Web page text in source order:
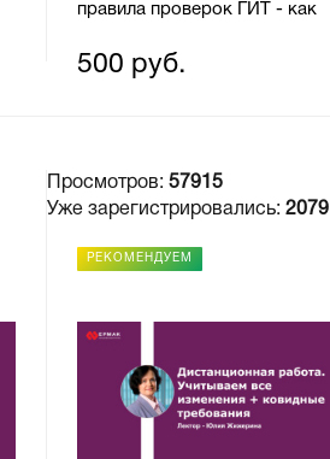
правила проверок ГИТ - как
минимальным риском»
500 руб.
Просмотров:57915
Уже зарегистрировались:2079
РЕКОМЕНДУЕМ